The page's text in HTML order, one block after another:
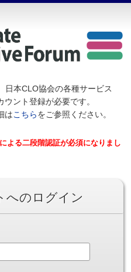
日本CLO協会の各種サービス
ント登録が必要です。
はこちらをご参照ください。
よる二段階認証が必須になりまし
へのログイン